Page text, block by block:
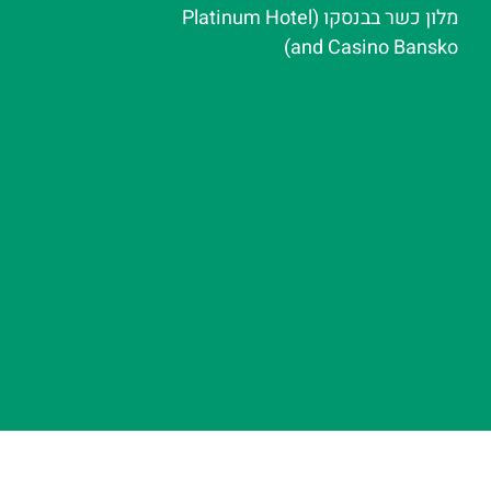
מלון כשר בבנסקו (Platinum Hotel
and Casino Bansko)